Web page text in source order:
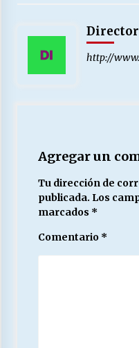
Director
http://
Agregar un
Tu dirección de
publicada. Los
marcados *
Comentario *